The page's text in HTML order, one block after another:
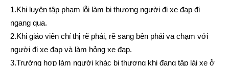
1.Khi luyện tập phạm lỗi làm bi thương người đi xe đạp đi
ngang qua.
2.Khi giáo viên chỉ thị rẽ phải, rẽ sang bên phải va chạm với
người đi xe đạp và làm hỏng xe đạp.
3.Trường hợp làm người khác bị thương khi đang tập lái xe ở